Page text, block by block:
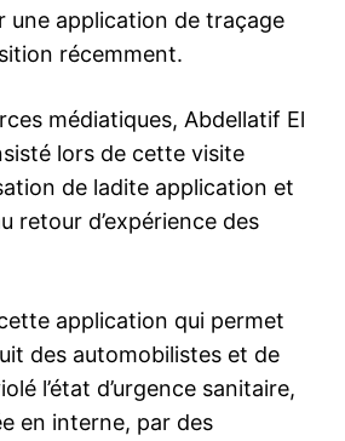
une application de traçage
récemment.
médiatiques, Abdellatif El
lors de cette visite
de ladite application et
retour d’expérience des
application qui permet
des automobilistes et de
l’état d’urgence sanitaire,
en interne, par des